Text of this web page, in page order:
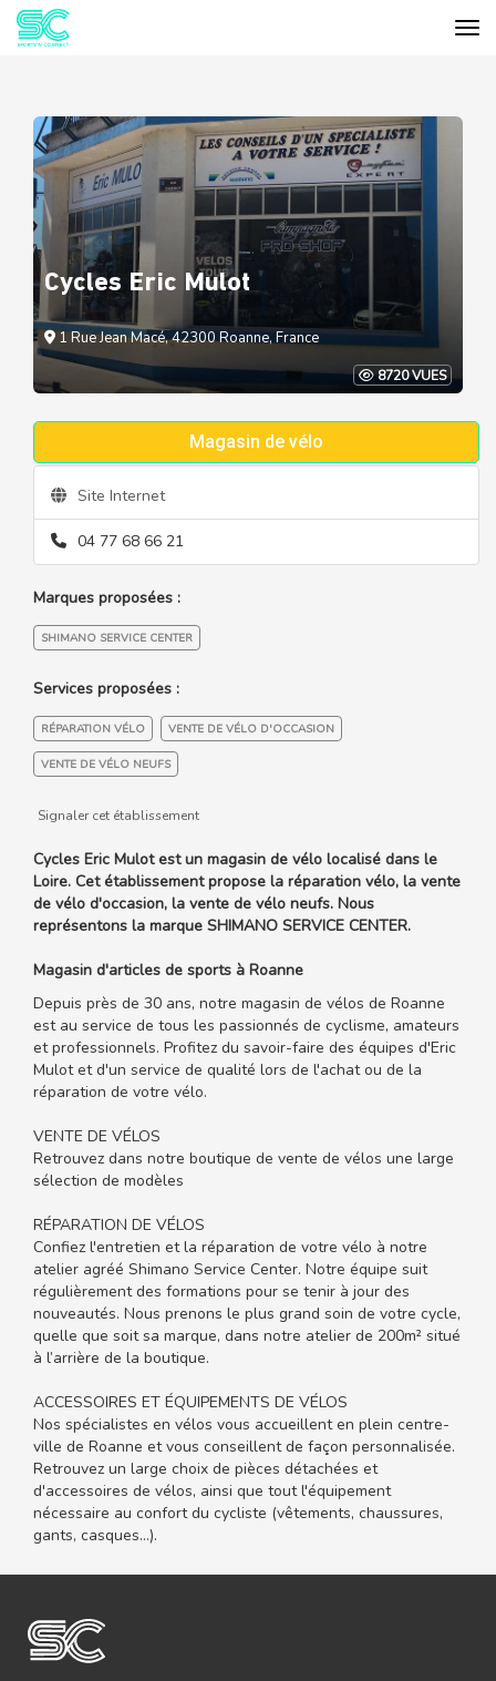
Cycles Eric Mulot
1 Rue Jean Macé, 42300 Roanne, France
8720 VUES
Magasin de vélo
Site Internet
04 77 68 66 21
Marques proposées :
SHIMANO SERVICE CENTER
Services proposées :
RÉPARATION VÉLO VENTE DE VÉLO D'OCCASION
VENTE DE VÉLO NEUFS
Signaler cet établissement
Cycles Eric Mulot est un magasin de vélo localisé dans le
Loire. Cet établissement propose la réparation vélo, la vente
de vélo d'occasion, la vente de vélo neufs. Nous
représentons la marque SHIMANO SERVICE CENTER.
Magasin d'articles de sports à Roanne
Depuis près de 30 ans, notre magasin de vélos de Roanne
est au service de tous les passionnés de cyclisme, amateurs
et professionnels. Profitez du savoir-faire des équipes d'Eric
Mulot et d'un service de qualité lors de l'achat ou de la
réparation de votre vélo.
VENTE DE VÉLOS
Retrouvez dans notre boutique de vente de vélos une large
sélection de modèles
RÉPARATION DE VÉLOS
Confiez l'entretien et la réparation de votre vélo à notre
atelier agréé Shimano Service Center. Notre équipe suit
régulièrement des formations pour se tenir à jour des
nouveautés. Nous prenons le plus grand soin de votre cycle,
quelle que soit sa marque, dans notre atelier de 200m² situé
à l’arrière de la boutique.
ACCESSOIRES ET ÉQUIPEMENTS DE VÉLOS
Nos spécialistes en vélos vous accueillent en plein centre-
ville de Roanne et vous conseillent de façon personnalisée.
Retrouvez un large choix de pièces détachées et
d'accessoires de vélos, ainsi que tout l'équipement
nécessaire au confort du cycliste (vêtements, chaussures,
gants, casques…).